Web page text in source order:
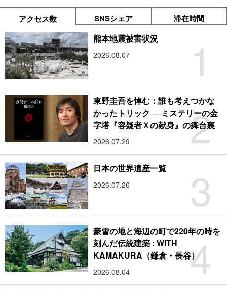
アクセス数 SNSシェア 滞在時間
1
熊本地震被害状況
2026.08.07
2
東野圭吾を悼む：誰も考えつかな
かったトリック──ミステリーの金
字塔『容疑者Ｘの献身』の舞台裏
2026.07.29
3
日本の世界遺産一覧
2026.07.26
4
豪雪の地と海辺の町で220年の時を
刻んだ伝統建築 : WITH
KAMAKURA（鎌倉・長谷）
2026.08.04